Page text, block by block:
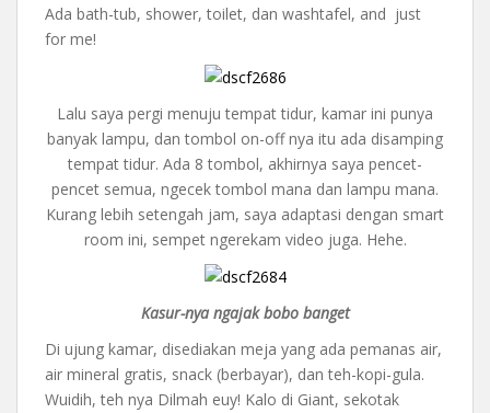
Ada bath-tub, shower, toilet, dan washtafel, and just
for me!
Lalu saya pergi menuju tempat tidur, kamar ini punya
banyak lampu, dan tombol on-off nya itu ada disamping
tempat tidur. Ada 8 tombol, akhirnya saya pencet-
pencet semua, ngecek tombol mana dan lampu mana.
Kurang lebih setengah jam, saya adaptasi dengan smart
room ini, sempet ngerekam video juga. Hehe.
Kasur-nya ngajak bobo banget
Di ujung kamar, disediakan meja yang ada pemanas air,
air mineral gratis, snack (berbayar), dan teh-kopi-gula.
Wuidih, teh nya Dilmah euy! Kalo di Giant, sekotak